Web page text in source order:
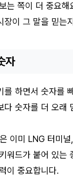
는 쪽이 더 중요해
장이 그 말을 믿는
자
를 하면서 숫자를
다 숫자를 더 오래
이미 LNG 터미
워드가 붙어 있는
이 중요합니다.